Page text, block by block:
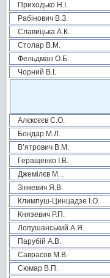
Приходько Н.І.
Рабінович В.З.
Славицька А.К.
Столар В.М.
Фельдман О.Б.
Чорний В.І.
Алєксєєв С.О.
Бондар М.Л.
В’ятрович В.М.
Геращенко І.В.
Джемілєв М. .
Зінкевич Я.В.
Климпуш-Цинцадзе І.О.
Князевич Р.П.
Лопушанський А.Я.
Парубій А.В.
Саврасов М.В.
Сюмар В.П.